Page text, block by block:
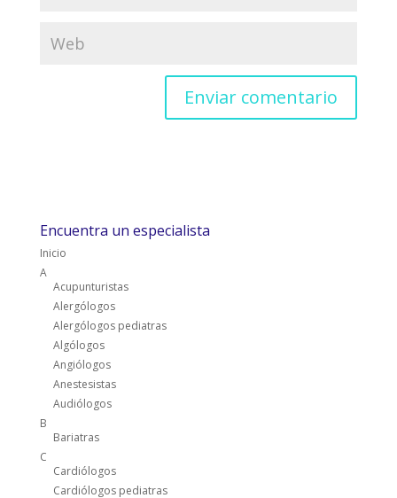
Encuentra un especialista
Inicio
A
Acupunturistas
Alergólogos
Alergólogos pediatras
Algólogos
Angiólogos
Anestesistas
Audiólogos
B
Bariatras
C
Cardiólogos
Cardiólogos pediatras